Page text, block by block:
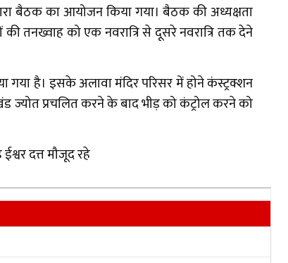
बैठक का आयोजन किया गया। बैठक की अध्यक्षता
तनख्वाह को एक नवरात्रि से दूसरे नवरात्रि तक देने
गया है। इसके अलावा मंदिर परिसर में होने कंस्ट्रक्शन
प्रचलित करने के बाद भीड़ को कंट्रोल करने को
दत्त मौजूद रहे